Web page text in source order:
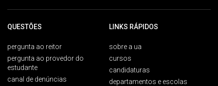
QUESTÕES
pergunta ao reitor
pergunta ao provedor do
estudante
canal de denúncias
LINKS RÁPIDOS
sobre a ua
cursos
candidaturas
departamentos e escolas